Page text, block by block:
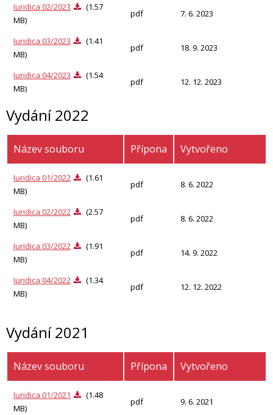
Iuridica 02/2023
(1.57
MB)
pdf 7. 6. 2023
Iuridica 03/2023
(1.41
MB)
pdf 18. 9. 2023
Iuridica 04/2023
(1.54
MB)
pdf 12. 12. 2023
Vydání 2022
Název souboru Přípona Vytvořeno
Iuridica 01/2022
(1.61
MB)
pdf 8. 6. 2022
Iuridica 02/2022
(2.57
MB)
pdf 8. 6. 2022
Iuridica 03/2022
(1.91
MB)
pdf 14. 9. 2022
Iuridica 04/2022
(1.34
MB)
pdf 12. 12. 2022
Vydání 2021
Název souboru Přípona Vytvořeno
Iuridica 01/2021
(1.48
MB)
pdf 9. 6. 2021